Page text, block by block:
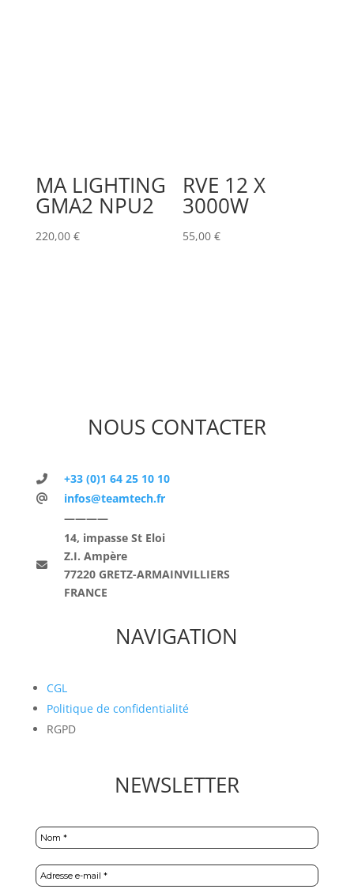
MA LIGHTING
GMA2 NPU2
220,00 €
RVE 12 X
3000W
55,00€
NOUS CONTACTER
+33 (0)1 64 25 10 10
infos@teamtech.fr
————
14, impasse St Eloi
Z.I. Ampère
77220 GRETZ-ARMAINVILLIERS
FRANCE
NAVIGATION
CGL
Politique de confidentialité
RGPD
NEWSLETTER